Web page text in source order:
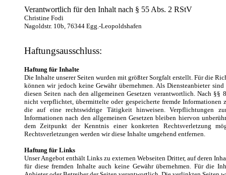
Verantwortlich für den Inhalt nach § 55 Abs. 2 RStV
Christine Fodi
Nagoldstr. 10b, 76344 Egg.-Leopoldshafen
Haftungsausschluss:
Haftung für Inhalte
Die Inhalte unserer Seiten wurden mit größter Sorgfalt erstellt. Für die
können wir jedoch keine Gewähr übernehmen. Als Diensteanbieter
diesen Seiten nach den allgemeinen Gesetzen verantwortlich. Nach
nicht verpflichtet, übermittelte oder gespeicherte fremde Informationen
die auf eine rechtswidrige Tätigkeit hinweisen. Verpflichtungen
Informationen nach den allgemeinen Gesetzen bleiben hiervon
dem Zeitpunkt der Kenntnis einer konkreten Rechtsverletzung
Rechtsverletzungen werden wir diese Inhalte umgehend entfernen.
Haftung für Links
Unser Angebot enthält Links zu externen Webseiten Dritter, auf deren
für diese fremden Inhalte auch keine Gewähr übernehmen. Für die